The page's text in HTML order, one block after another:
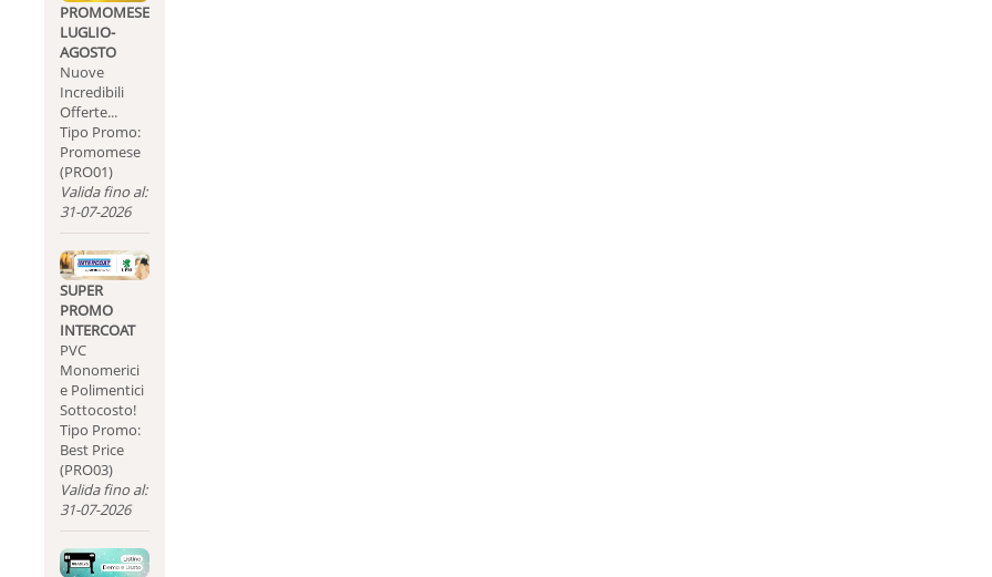
PROMOMESE
LUGLIO-
AGOSTO
Nuove
Incredibili
Offerte...
Tipo Promo:
Promomese
(PRO01)
Valida fino al:
31-07-2026
SUPER
PROMO
INTERCOAT
PVC
Monomerici
e Polimentici
Sottocosto!
Tipo Promo:
Best Price
(PRO03)
Valida fino al:
31-07-2026